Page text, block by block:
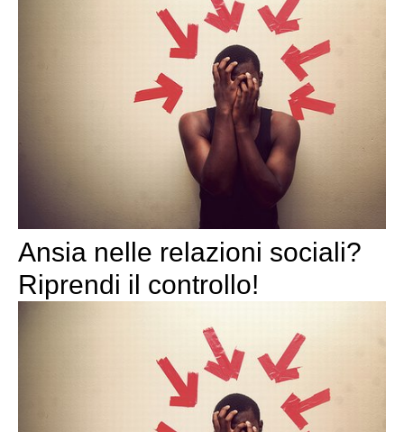
Ansia nelle relazioni sociali?
Riprendi il controllo!